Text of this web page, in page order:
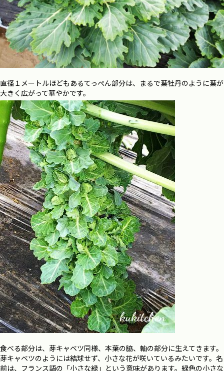
直径１メートルほどもあるてっぺん部分は、まるで葉牡丹のように葉が
大きく広がって華やかです。
食べる部分は、芽キャベツ同様、本葉の脇、軸の部分に生えてきます。
芽キャベツのようには結球せず、小さな花が咲いているみたいです。名
前は、フランス語の「小さな緑」という意味があります。緑色の小さな